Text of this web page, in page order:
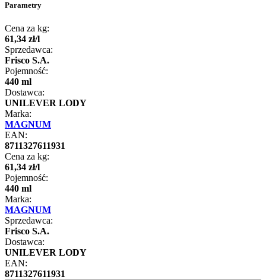
Parametry
Cena za kg:
61,34 zł/l
Sprzedawca:
Frisco S.A.
Pojemność:
440 ml
Dostawca:
UNILEVER LODY
Marka:
MAGNUM
EAN:
8711327611931
Cena za kg:
61,34 zł/l
Pojemność:
440 ml
Marka:
MAGNUM
Sprzedawca:
Frisco S.A.
Dostawca:
UNILEVER LODY
EAN:
8711327611931